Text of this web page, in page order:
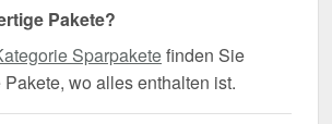
Pakete?
Sparpaketefinden Sie
wo alles enthalten ist.